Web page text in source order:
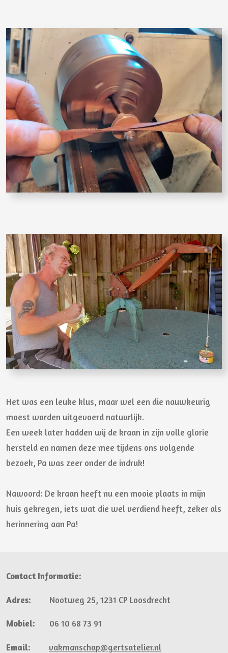
Het was een leuke klus, maar wel een die nauwkeurig
moest worden uitgevoerd natuurlijk.
Een week later hadden wij de kraan in zijn volle glorie
hersteld en namen deze mee tijdens ons volgende
bezoek, Pa was zeer onder de indruk!
Nawoord: De kraan heeft nu een mooie plaats in mijn
huis gekregen, iets wat die wel verdiend heeft, zeker als
herinnering aan Pa!
Contact Informatie:
Adres: Nootweg 25, 1231 CP Loosdrecht
Mobiel: 06 10 68 73 91
Email: vakmanschap@gertsatelier.nl